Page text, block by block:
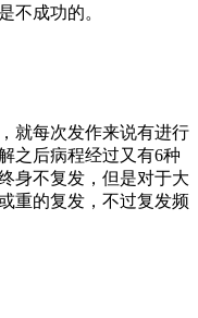
不成功的。
就每次发作来说有进行
之后病程经过又有6种
身不复发，但是对于大
重的复发，不过复发频